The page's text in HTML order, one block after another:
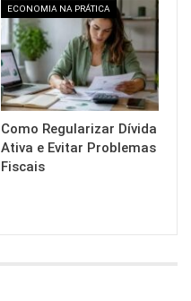
ECONOMIA NA PRÁTICA
Como Regularizar Dívida
Ativa e Evitar Problemas
Fiscais